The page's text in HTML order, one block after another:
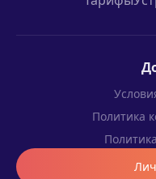
Политика